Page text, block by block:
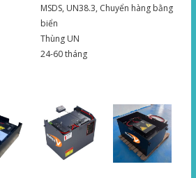
MSDS, UN38.3, Chuyển hàng bằng
biển
Thùng UN
24-60 tháng